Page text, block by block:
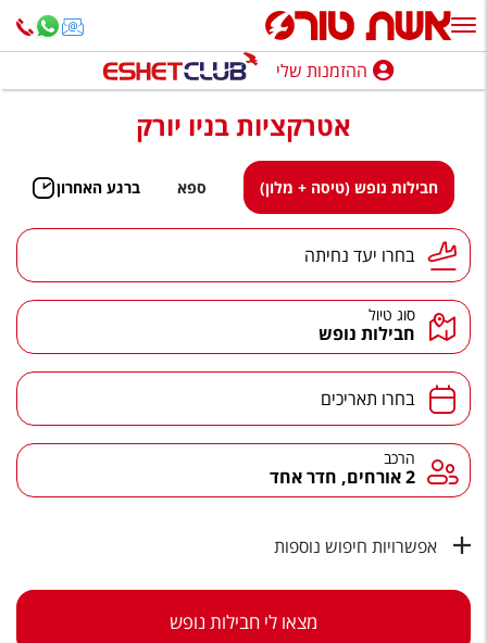
ההזמנות שלי
חופשה לפי סגנון
מלונות באילת
טיולים מאורגנים
סגנונות טיול
הרגע האחרון
חבילות בריאות וספא
טיסות לחו"ל
מלונות בחו"ל
ההזמנות שלי
אטרקציות בניו יורק
חבילות נופש (טיסה + מלון) ספא ברגע האחרון
יעד נחיתהבחרו יעד נחיתה
סוג טיול
חבילות נופש
תאריכים בחרו תאריכים
הרכב הרכב
2 אורחים, חדר אחד
אפשרויות חיפוש נוספות
מצאו לי חבילות נופש